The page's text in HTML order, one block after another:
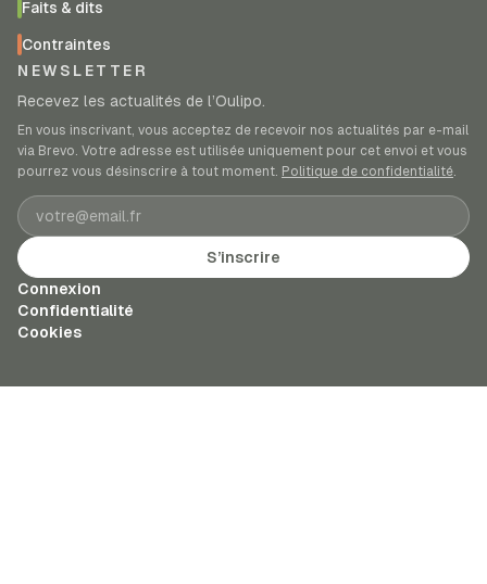
Faits & dits
Contraintes
NEWSLETTER
Recevez les actualités de l’Oulipo.
En vous inscrivant, vous acceptez de recevoir nos actualités par e-mail
via Brevo. Votre adresse est utilisée uniquement pour cet envoi et vous
pourrez vous désinscrire à tout moment. Politique de confidentialité.
Adresse e-mail
S’inscrire
Connexion
Confidentialité
Cookies